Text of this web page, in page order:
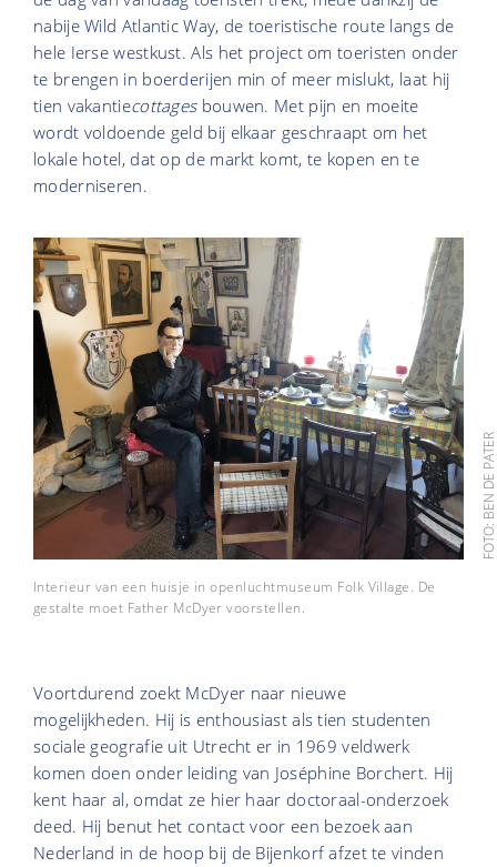
nabije Wild Atlantic Way, de toeristische route langs de
hele Ierse westkust. Als het project om toeristen onder
te brengen in boerderijen min of meer mislukt, laat hij
tien vakantiecottagesbouwen. Met pijn en moeite
wordt voldoende geld bij elkaar geschraapt om het
lokale hotel, dat op de markt komt, te kopen en te
moderniseren.
FOTO: BEN DE PATER
Interieur van een huisje in openluchtmuseum Folk Village. De
gestalte moet Father McDyer voorstellen.
Voortdurend zoekt McDyer naar nieuwe
mogelijkheden. Hij is enthousiast als tien studenten
sociale geografie uit Utrecht er in 1969 veldwerk
komen doen onder leiding van Joséphine Borchert. Hij
kent haar al, omdat ze hier haar doctoraal-onderzoek
deed. Hij benut het contact voor een bezoek aan
Nederland in de hoop bij de Bijenkorf afzet te vinden